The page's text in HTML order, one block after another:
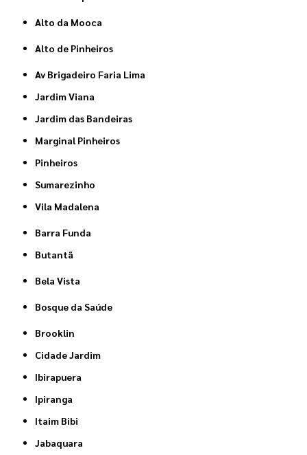
Alto da Mooca
Alto de Pinheiros
Av Brigadeiro Faria Lima
Jardim Viana
Jardim das Bandeiras
Marginal Pinheiros
Pinheiros
Sumarezinho
Vila Madalena
Barra Funda
Butantã
Bela Vista
Bosque da Saúde
Brooklin
Cidade Jardim
Ibirapuera
Ipiranga
Itaim Bibi
Jabaquara